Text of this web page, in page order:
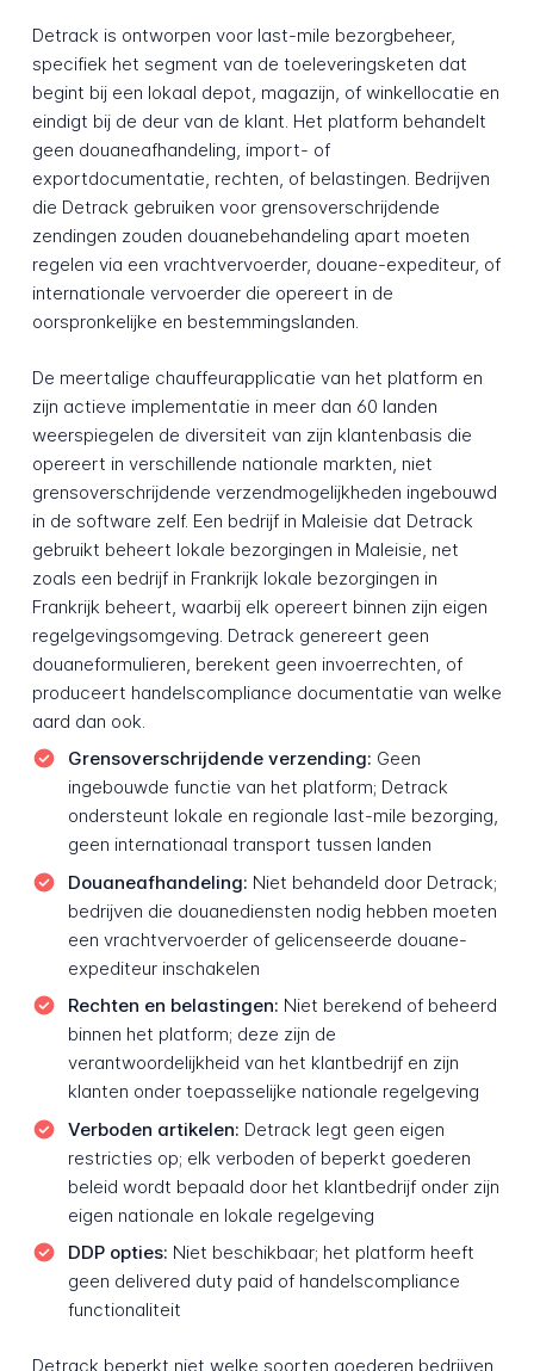
Detrack is ontworpen voor last-mile bezorgbeheer,
specifiek het segment van de toeleveringsketen dat
begint bij een lokaal depot, magazijn, of winkellocatie en
eindigt bij de deur van de klant. Het platform behandelt
geen douaneafhandeling, import- of
exportdocumentatie, rechten, of belastingen. Bedrijven
die Detrack gebruiken voor grensoverschrijdende
zendingen zouden douanebehandeling apart moeten
regelen via een vrachtvervoerder, douane-expediteur, of
internationale vervoerder die opereert in de
oorspronkelijke en bestemmingslanden.
De meertalige chauffeurapplicatie van het platform en
zijn actieve implementatie in meer dan 60 landen
weerspiegelen de diversiteit van zijn klantenbasis die
opereert in verschillende nationale markten, niet
grensoverschrijdende verzendmogelijkheden ingebouwd
in de software zelf. Een bedrijf in Maleisie dat Detrack
gebruikt beheert lokale bezorgingen in Maleisie, net
zoals een bedrijf in Frankrijk lokale bezorgingen in
Frankrijk beheert, waarbij elk opereert binnen zijn eigen
regelgevingsomgeving. Detrack genereert geen
douaneformulieren, berekent geen invoerrechten, of
produceert handelscompliance documentatie van welke
aard dan ook.
Grensoverschrijdende verzending: Geen
ingebouwde functie van het platform; Detrack
ondersteunt lokale en regionale last-mile bezorging,
geen internationaal transport tussen landen
Douaneafhandeling: Niet behandeld door Detrack;
bedrijven die douanediensten nodig hebben moeten
een vrachtvervoerder of gelicenseerde douane-
expediteur inschakelen
Rechten en belastingen: Niet berekend of beheerd
binnen het platform; deze zijn de
verantwoordelijkheid van het klantbedrijf en zijn
klanten onder toepasselijke nationale regelgeving
Verboden artikelen: Detrack legt geen eigen
restricties op; elk verboden of beperkt goederen
beleid wordt bepaald door het klantbedrijf onder zijn
eigen nationale en lokale regelgeving
DDP opties: Niet beschikbaar; het platform heeft
geen delivered duty paid of handelscompliance
functionaliteit
Detrack beperkt niet welke soorten goederen bedrijven